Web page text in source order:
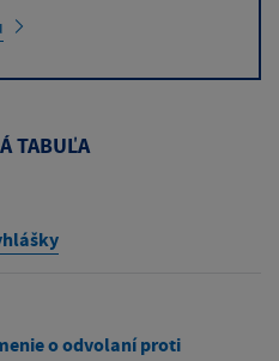
TABUĽA
o odvolaní proti